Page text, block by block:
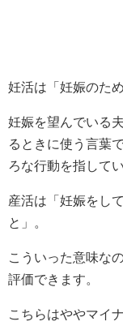
妊活は「妊娠のた
妊娠を望んでいる
るときに使う言葉
ろな行動を指してい
産活は「妊娠をし
と」。
こういった意味な
評価できます。
こちらはややマイ